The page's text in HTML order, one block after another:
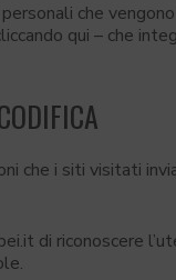
che
qui – che
che i siti visitati
di riconoscere